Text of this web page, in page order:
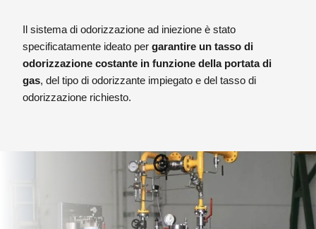
riflessione o magnetico) euna vasca di
contenimento(opzionale).
Tuttele parti dell’impianto sonorealizzate in materiali
resistenti all’azione chimica degli odorizzanti:
Le guarnizioni di tenuta sono in PTFE.
Forte della sua esperienza nel campo
dell’odorizzazione,
CPL CONCORDIA assembla gli
impianti con dotazioni e accessori utili alla gestione
Il sistema di odorizzazione ad iniezione è stato
specificatamente ideato per garantire un tasso di
odorizzazione costante in funzione della portata di
gas, del tipo di odorizzante impiegato e del tasso di
odorizzazione richiesto.